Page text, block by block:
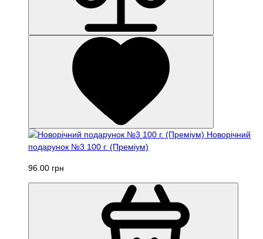
Новорічний
подарунок №3 100 г. (Преміум)
96.00 грн